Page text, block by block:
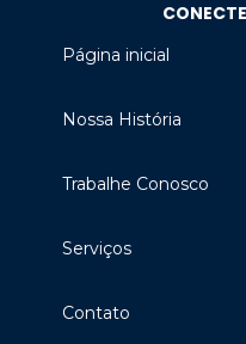
Página inicial
Nossa História
Trabalhe Conosco
Serviços
Contato